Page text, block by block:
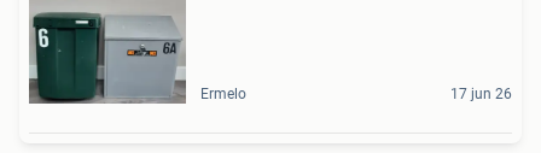
Ermelo 17 jun 26